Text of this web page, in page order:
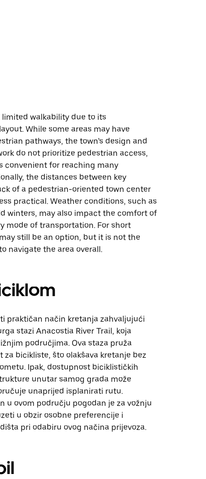
walkability due to its
While some areas may have
pathways, the town’s design and
do not prioritize pedestrian access,
convenient for reaching many
the distances between key
of a pedestrian-oriented town center
practical. Weather conditions, such as
winters, may also impact the comfort of
mode of transportation. For short
still be an option, but it is not the
navigate the area overall.
praktičan način kretanja zahvaljujući
stazi Anacostia River Trail, koja
područjima. Ova staza pruža
za bicikliste, što olakšava kretanje bez
Ipak, dostupnost biciklističkih
unutar samog grada može
unaprijed isplanirati rutu.
u ovom području pogodan je za vožnju
u obzir osobne preferencije i
pri odabiru ovog načina prijevoza.